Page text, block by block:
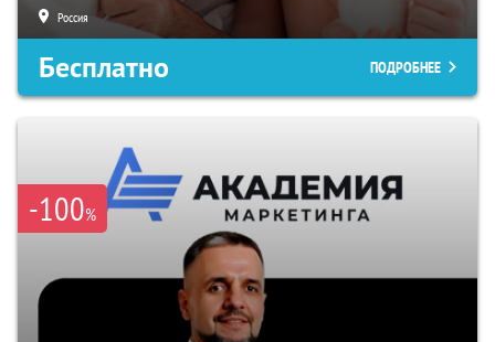
Россия
Бесплатно ПОДРОБНЕЕ
-100%